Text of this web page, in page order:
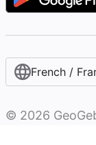
French /
© 2026